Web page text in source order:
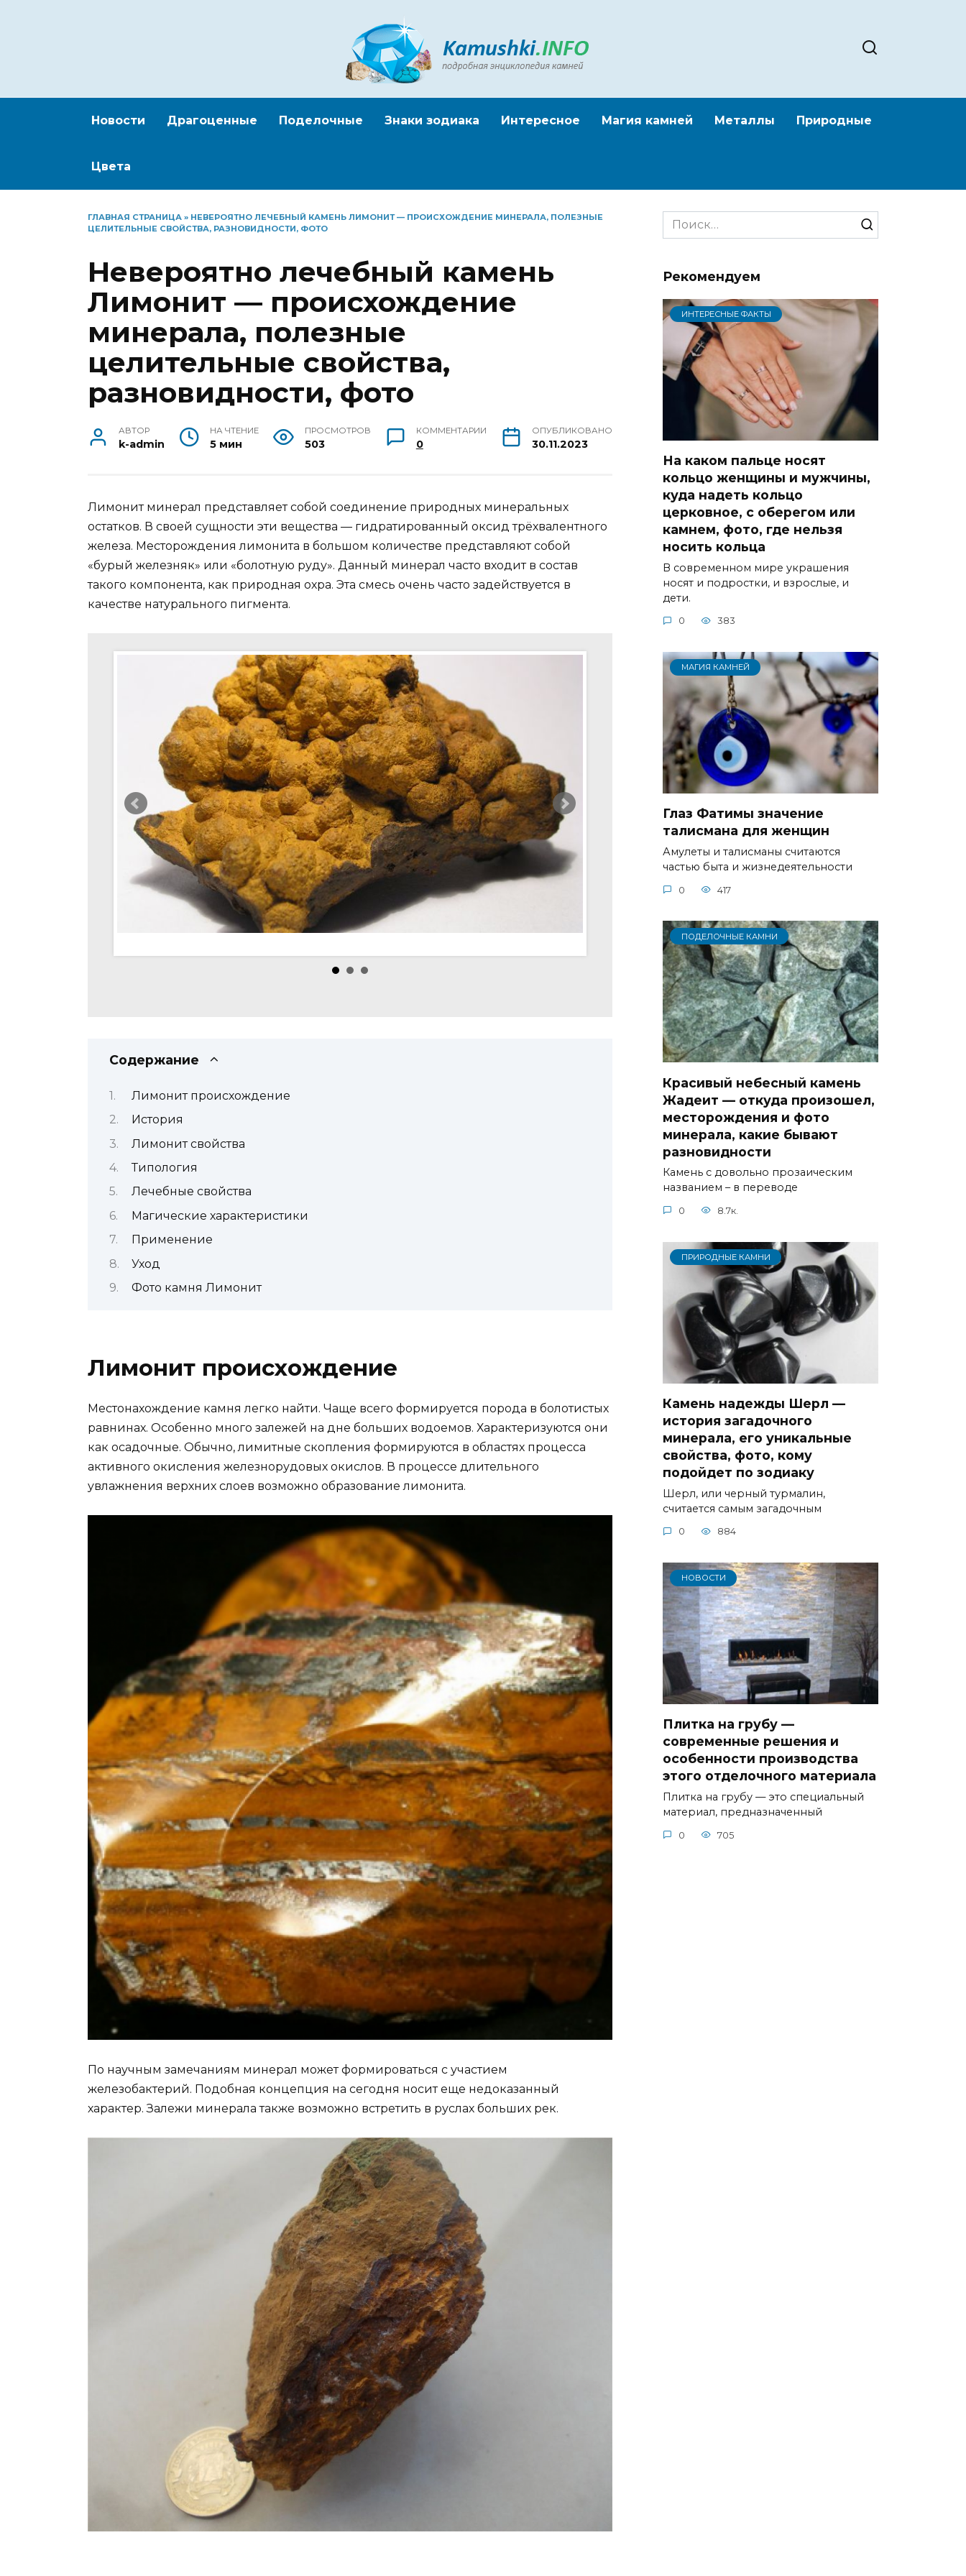
Новости Драгоценные Поделочные Знаки зодиака Интересное Магия камней Металлы Природные
Цвета
ГЛАВНАЯ СТРАНИЦА » НЕВЕРОЯТНО ЛЕЧЕБНЫЙ КАМЕНЬ ЛИМОНИТ — ПРОИСХОЖДЕНИЕ МИНЕРАЛА, ПОЛЕЗНЫЕ
ЦЕЛИТЕЛЬНЫЕ СВОЙСТВА, РАЗНОВИДНОСТИ, ФОТО
Невероятно лечебный камень
Лимонит — происхождение
минерала, полезные
целительные свойства,
разновидности, фото
АВТОР
k-admin
НА ЧТЕНИЕ
5 мин
ПРОСМОТРОВ
503
КОММЕНТАРИИ
0
ОПУБЛИКОВАНО
30.11.2023
Лимонит минерал представляет собой соединение природных минеральных
остатков. В своей сущности эти вещества — гидратированный оксид трёхвалентного
железа. Месторождения лимонита в большом количестве представляют собой
«бурый железняк» или «болотную руду». Данный минерал часто входит в состав
такого компонента, как природная охра. Эта смесь очень часто задействуется в
качестве натурального пигмента.
Содержание
Лимонит происхождение
История
Лимонит свойства
Типология
Лечебные свойства
Магические характеристики
Применение
Уход
Фото камня Лимонит
Лимонит происхождение
Местонахождение камня легко найти. Чаще всего формируется порода в болотистых
равнинах. Особенно много залежей на дне больших водоемов. Характеризуются они
как осадочные. Обычно, лимитные скопления формируются в областях процесса
активного окисления железнорудовых окислов. В процессе длительного
увлажнения верхних слоев возможно образование лимонита.
По научным замечаниям минерал может формироваться с участием
железобактерий. Подобная концепция на сегодня носит еще недоказанный
характер. Залежи минерала также возможно встретить в руслах больших рек.
Search
for:
Рекомендуем
ИНТЕРЕСНЫЕ ФАКТЫ
На каком пальце носят
кольцо женщины и мужчины,
куда надеть кольцо
церковное, с оберегом или
камнем, фото, где нельзя
носить кольца
В современном мире украшения
носят и подростки, и взрослые, и
дети.
0 383
МАГИЯ КАМНЕЙ
Глаз Фатимы значение
талисмана для женщин
Амулеты и талисманы считаются
частью быта и жизнедеятельности
0 417
ПОДЕЛОЧНЫЕ КАМНИ
Красивый небесный камень
Жадеит — откуда произошел,
месторождения и фото
минерала, какие бывают
разновидности
Камень с довольно прозаическим
названием – в переводе
0 8.7к.
ПРИРОДНЫЕ КАМНИ
Камень надежды Шерл —
история загадочного
минерала, его уникальные
свойства, фото, кому
подойдет по зодиаку
Шерл, или черный турмалин,
считается самым загадочным
0 884
НОВОСТИ
Плитка на грубу —
современные решения и
особенности производства
этого отделочного материала
Плитка на грубу — это специальный
материал, предназначенный
0 705